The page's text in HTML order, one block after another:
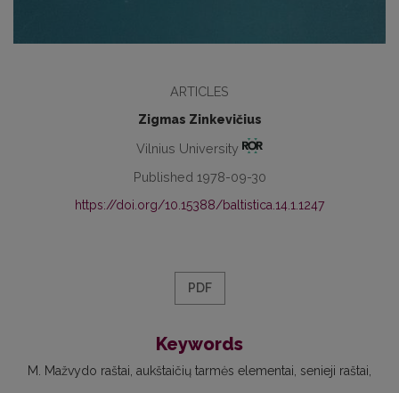
ARTICLES
Zigmas Zinkevičius
Vilnius University
Published 1978-09-30
https://doi.org/10.15388/baltistica.14.1.1247
PDF
Keywords
M. Mažvydo raštai aukštaičių tarmės elementai senieji raštai